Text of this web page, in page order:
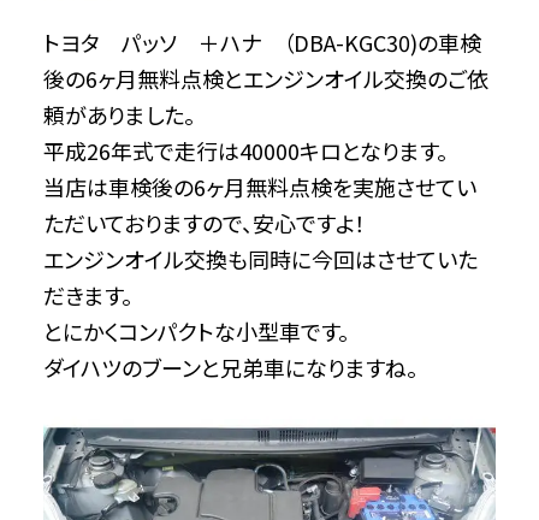
トヨタ パッソ ＋ハナ （DBA-KGC30)の車検
後の6ヶ月無料点検とエンジンオイル交換のご依
頼がありました。
平成26年式で走行は40000キロとなります。
当店は車検後の6ヶ月無料点検を実施させてい
ただいておりますので、安心ですよ！
エンジンオイル交換も同時に今回はさせていた
だきます。
とにかくコンパクトな小型車です。
ダイハツのブーンと兄弟車になりますね。